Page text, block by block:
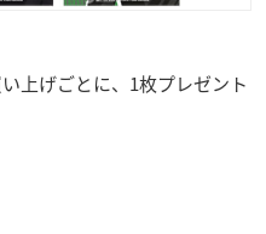
上げごとに、1枚プレゼント